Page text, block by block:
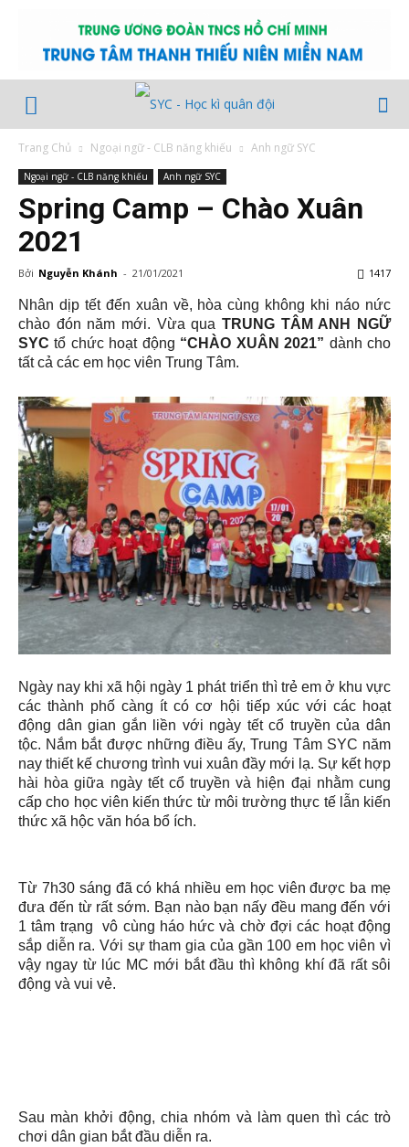
Trang Chủ Ngoại ngữ - CLB năng khiếu Anh ngữ SYC
Ngoại ngữ - CLB năng khiếu Anh ngữ SYC
Spring Camp – Chào Xuân
2021
Bởi Nguyễn Khánh - 21/01/2021 1417
Nhân dịp tết đến xuân về, hòa cùng không khi náo nức
chào đón năm mới. Vừa qua TRUNG TÂM ANH NGỮ
SYC tổ chức hoạt động “CHÀO XUÂN 2021” dành cho
tất cả các em học viên Trung Tâm.
Ngày nay khi xã hội ngày 1 phát triển thì trẻ em ở khu vực
các thành phố càng ít có cơ hội tiếp xúc với các hoạt
động dân gian gắn liền với ngày tết cổ truyền của dân
tộc. Nắm bắt được những điều ấy, Trung Tâm SYC năm
nay thiết kế chương trình vui xuân đầy mới lạ. Sự kết hợp
hài hòa giữa ngày tết cổ truyền và hiện đại nhằm cung
cấp cho học viên kiến thức từ môi trường thực tế lẫn kiến
thức xã hộc văn hóa bổ ích.
Từ 7h30 sáng đã có khá nhiều em học viên được ba mẹ
đưa đến từ rất sớm. Bạn nào bạn nấy đều mang đến với
1 tâm trạng vô cùng háo hức và chờ đợi các hoạt động
sắp diễn ra. Với sự tham gia của gần 100 em học viên vì
vậy ngay từ lúc MC mới bắt đầu thì không khí đã rất sôi
động và vui vẻ.
Sau màn khởi động, chia nhóm và làm quen thì các trò
chơi dân gian bắt đầu diễn ra.